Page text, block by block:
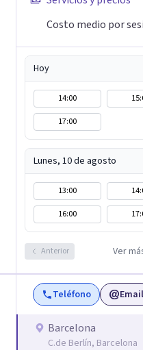
Costo medio por
Hoy
14:00
17:00
Lunes, 10 de agosto
13:00
16:00
Anterior Ver
Teléfono Email
Barcelona
C.de Berlín, Barcelona